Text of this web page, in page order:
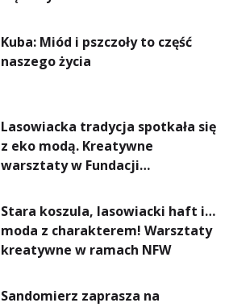
Kuba: Miód i pszczoły to część
naszego życia
Lasowiacka tradycja spotkała się
z eko modą. Kreatywne
warsztaty w Fundacji
Stara koszula, lasowiacki haft i…
moda z charakterem! Warsztaty
kreatywne w ramach NFW
Sandomierz zaprasza na